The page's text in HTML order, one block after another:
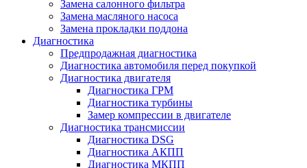
Замена салонного фильтра
Замена масляного насоса
Замена прокладки поддона
Диагностика
Предпродажная диагностика
Диагностика автомобиля перед покупкой
Диагностика двигателя
Диагностика ГРМ
Диагностика турбины
Замер компрессии в двигателе
Диагностика трансмиссии
Диагностика DSG
Диагностика АКПП
Диагностика МКПП